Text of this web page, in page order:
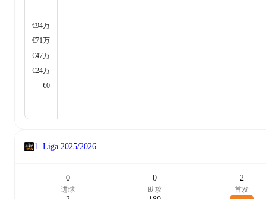
€94万
€71万
€47万
€24万
€0
1. Liga 2025/2026
0
进球
0
助攻
2
首发